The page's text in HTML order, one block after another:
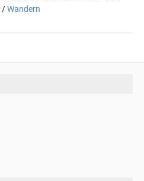
/Wandern